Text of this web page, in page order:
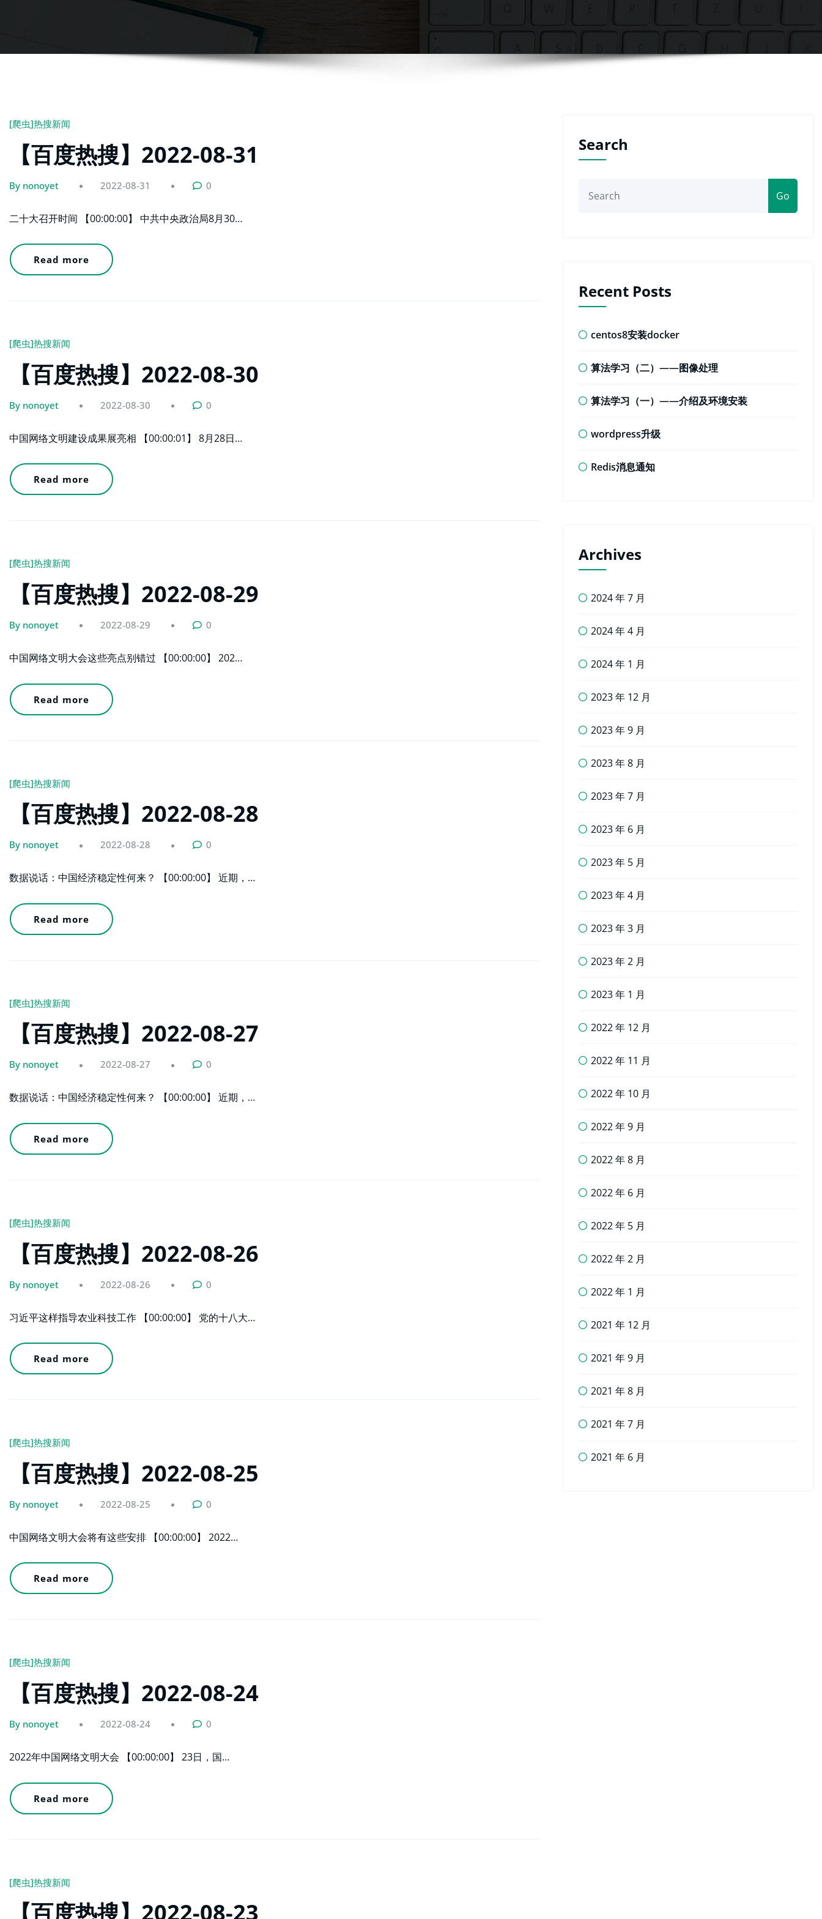
[爬虫]热搜新闻
【百度热搜】2022-08-31
By nonoyet 2022-08-31 0
二十大召开时间 【00:00:00】 中共中央政治局8月30…
Read more
[爬虫]热搜新闻
【百度热搜】2022-08-30
By nonoyet 2022-08-30 0
中国网络文明建设成果展亮相 【00:00:01】 8月28日…
Read more
[爬虫]热搜新闻
【百度热搜】2022-08-29
By nonoyet 2022-08-29 0
中国网络文明大会这些亮点别错过 【00:00:00】 202…
Read more
[爬虫]热搜新闻
【百度热搜】2022-08-28
By nonoyet 2022-08-28 0
数据说话：中国经济稳定性何来？ 【00:00:00】 近期，…
Read more
[爬虫]热搜新闻
【百度热搜】2022-08-27
By nonoyet 2022-08-27 0
数据说话：中国经济稳定性何来？ 【00:00:00】 近期，…
Read more
[爬虫]热搜新闻
【百度热搜】2022-08-26
By nonoyet 2022-08-26 0
习近平这样指导农业科技工作 【00:00:00】 党的十八大…
Read more
[爬虫]热搜新闻
【百度热搜】2022-08-25
By nonoyet 2022-08-25 0
中国网络文明大会将有这些安排 【00:00:00】 2022…
Read more
[爬虫]热搜新闻
【百度热搜】2022-08-24
By nonoyet 2022-08-24 0
2022年中国网络文明大会 【00:00:00】 23日，国…
Read more
[爬虫]热搜新闻
【百度热搜】2022-08-23
Search
Go
Recent Posts
centos8安装docker
算法学习（二）——图像处理
算法学习（一）——介绍及环境安装
wordpress升级
Redis消息通知
Archives
2024 年 7 月
2024 年 4 月
2024 年 1 月
2023 年 12 月
2023 年 9 月
2023 年 8 月
2023 年 7 月
2023 年 6 月
2023 年 5 月
2023 年 4 月
2023 年 3 月
2023 年 2 月
2023 年 1 月
2022 年 12 月
2022 年 11 月
2022 年 10 月
2022 年 9 月
2022 年 8 月
2022 年 6 月
2022 年 5 月
2022 年 2 月
2022 年 1 月
2021 年 12 月
2021 年 9 月
2021 年 8 月
2021 年 7 月
2021 年 6 月